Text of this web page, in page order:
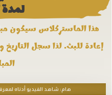
لمدة ٣ أيام
هذا الماستركلاس سيكون
إعادة للبث. لذا سجل
هام: شاهد الفيديو أدناه